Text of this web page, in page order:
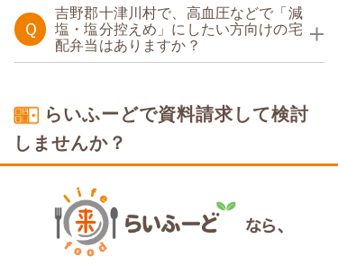
Ｑ
吉野郡十津川村で、高血圧などで「減
塩・塩分控えめ」にしたい方向けの宅
配弁当はありますか？
らいふーどで資料請求して検討
しませんか？